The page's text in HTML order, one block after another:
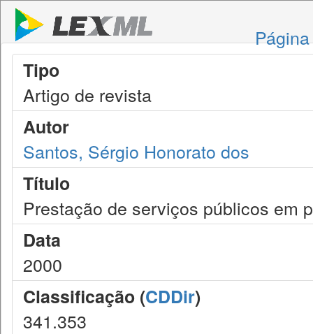
Tipo
Artigo de revista
Autor
Santos, Sérgio Honorato dos
Título
Prestação de serviços públicos em
Data
2000
Classificação (CDDir)
341.353